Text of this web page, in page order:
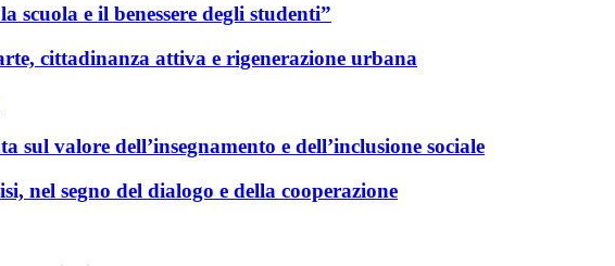
scuola e il benessere degli studenti”
cittadinanza attiva e rigenerazione urbana
valore dell’insegnamento e dell’inclusione sociale
nel segno del dialogo e della cooperazione